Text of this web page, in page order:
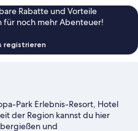
Rabatte und Vorteile
für noch mehr Abenteuer!
registrieren
Park Erlebnis-Resort, Hotel
der Region kannst du hier
und